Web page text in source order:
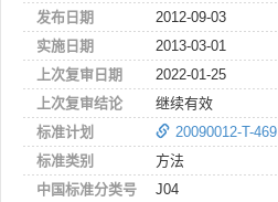
发布日期
2012-09-03
实施日期
2013-03-01
上次复审日期
2022-01-25
上次复审结论
继续有效
标准计划
20090012-T-469
标准类别
方法
中国标准分类号
J04